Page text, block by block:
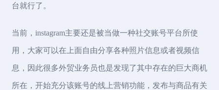
台就行了。
当前，instagram主要还是被当做一种社交账号平台所使
用，大家可以在上面自由分享各种照片信息或者视频信
息，因此很多外贸业务员也是发现了其中存在的巨大商机
所在，开始充分该账号的线上营销功能，发布与商品有关